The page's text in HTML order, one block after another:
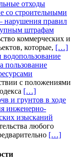
со строительными
нарушения правил
штрафам
коммерческих и
которые, […]
пользование
с положениями
[…]
и грунтов в ходе
инженерно-
изысканий
любого
[…]